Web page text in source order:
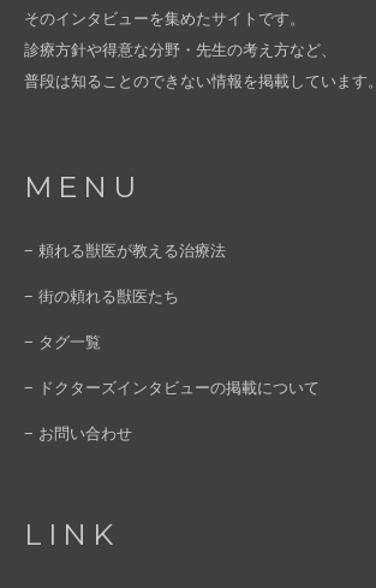
そのインタビューを集めたサイトです。
診療方針や得意な分野・先生の考え方など、
普段は知ることのできない情報を掲載しています。
MENU
− 頼れる獣医が教える治療法
− 街の頼れる獣医たち
− タグ一覧
− ドクターズインタビューの掲載について
− お問い合わせ
LINK